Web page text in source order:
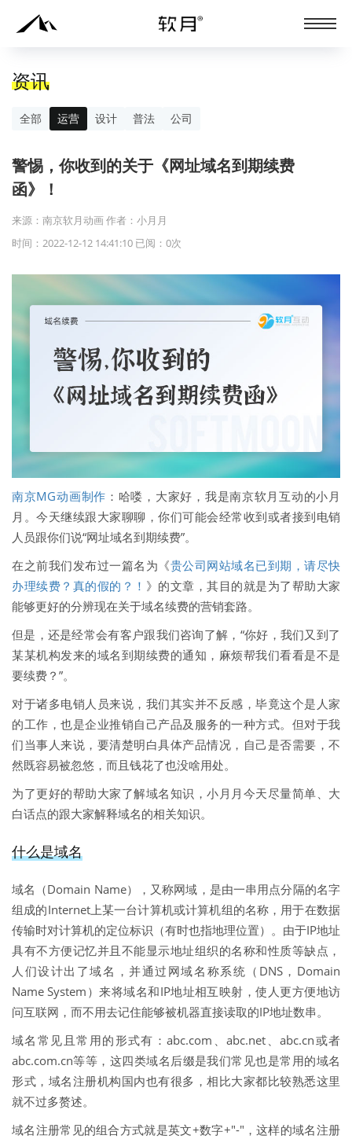
资讯
全部 运营 设计 普法 公司
警惕，你收到的关于《网址域名到期续费
函》！
来源：南京软月动画 作者：小月月
时间：2022-12-12 14:41:10 已阅： 0次
南京MG动画制作 ：哈喽，大家好，我是南京软月互动的小月
月。今天继续跟大家聊聊，你们可能会经常收到或者接到电销
人员跟你们说“网址域名到期续费”。
在之前我们发布过一篇名为《贵公司网站域名已到期，请尽快
办理续费？真的假的？！ 》的文章，其目的就是为了帮助大家
能够更好的分辨现在关于域名续费的营销套路。
但是，还是经常会有客户跟我们咨询了解，“你好，我们又到了
某某机构发来的域名到期续费的通知，麻烦帮我们看看是不是
要续费？”。
对于诸多电销人员来说，我们其实并不反感，毕竟这个是人家
的工作，也是企业推销自己产品及服务的一种方式。但对于我
们当事人来说，要清楚明白具体产品情况，自己是否需要，不
然既容易被忽悠，而且钱花了也没啥用处。
为了更好的帮助大家了解域名知识，小月月今天尽量简单、大
白话点的跟大家解释域名的相关知识。
什么是域名
域名（Domain Name），又称网域，是由一串用点分隔的名字
组成的Internet上某一台计算机或计算机组的名称，用于在数据
传输时对计算机的定位标识（有时也指地理位置）。由于IP地址
具有不方便记忆并且不能显示地址组织的名称和性质等缺点，
人们设计出了域名，并通过网域名称系统（DNS，Domain
Name System）来将域名和IP地址相互映射，使人更方便地访
问互联网，而不用去记住能够被机器直接读取的IP地址数串。
域名常见且常用的形式有：abc.com、abc.net、abc.cn或者
abc.com.cn等等，这四类域名后缀是我们常见也是常用的域名
形式，域名注册机构国内也有很多，相比大家都比较熟悉这里
就不过多赘述。
域名注册常见的组合方式就是英文+数字+"-"，这样的域名注册